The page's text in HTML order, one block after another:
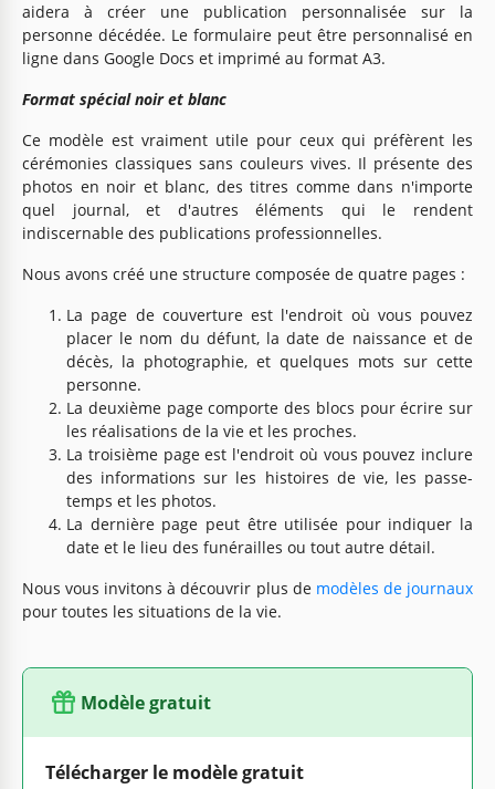
aidera à créer une publication personnalisée sur la
personne décédée. Le formulaire peut être personnalisé en
ligne dans Google Docs et imprimé au format A3.
Format spécial noir et blanc
Ce modèle est vraiment utile pour ceux qui préfèrent les
cérémonies classiques sans couleurs vives. Il présente des
photos en noir et blanc, des titres comme dans n'importe
quel journal, et d'autres éléments qui le rendent
indiscernable des publications professionnelles.
Nous avons créé une structure composée de quatre pages :
La page de couverture est l'endroit où vous pouvez
placer le nom du défunt, la date de naissance et de
décès, la photographie, et quelques mots sur cette
personne.
La deuxième page comporte des blocs pour écrire sur
les réalisations de la vie et les proches.
La troisième page est l'endroit où vous pouvez inclure
des informations sur les histoires de vie, les passe-
temps et les photos.
La dernière page peut être utilisée pour indiquer la
date et le lieu des funérailles ou tout autre détail.
Nous vous invitons à découvrir plus de modèles de journaux
pour toutes les situations de la vie.
Modèle gratuit
Télécharger le modèle gratuit